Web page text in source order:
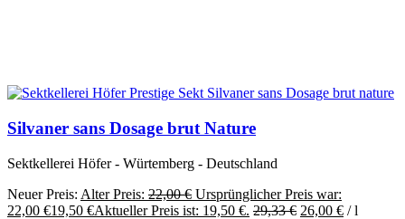
Silvaner sans Dosage brut Nature
Sektkellerei Höfer - Würtemberg - Deutschland
Neuer Preis: Alter Preis: 22,00€ Ursprünglicher Preis war:
22,00 €19,50 €Aktueller Preis ist: 19,50 €. 29,33€ 26,00 € /l